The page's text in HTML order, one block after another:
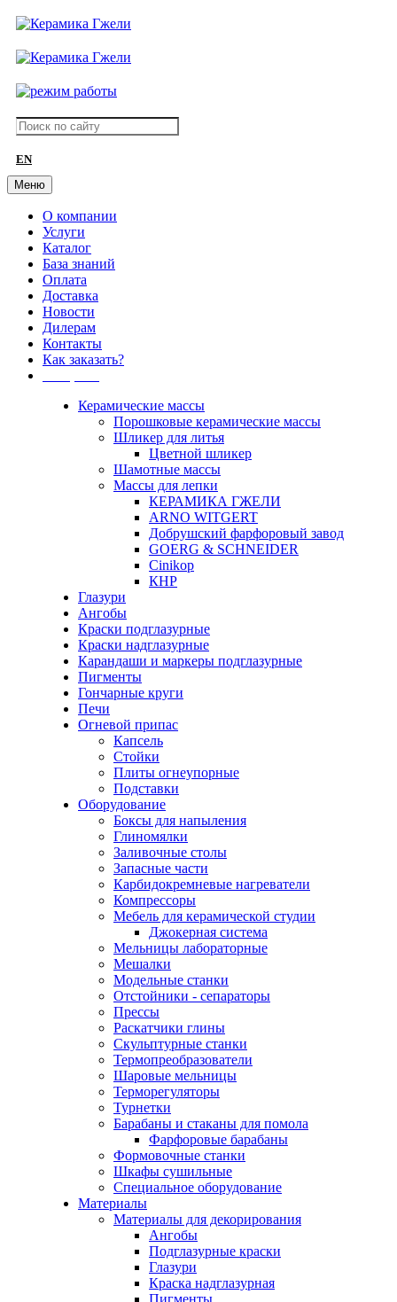
EN
Меню
О компании
Услуги
Каталог
База знаний
Оплата
Доставка
Новости
Дилерам
Контакты
Как заказать?
Керамические массы
Порошковые керамические массы
Шликер для литья
Цветной шликер
Шамотные массы
Массы для лепки
КЕРАМИКА ГЖЕЛИ
ARNO WITGERT
Добрушский фарфоровый завод
GOERG & SCHNEIDER
Cinikop
КНР
Глазури
Ангобы
Краски подглазурные
Краски надглазурные
Карандаши и маркеры подглазурные
Пигменты
Гончарные круги
Печи
Огневой припас
Капсель
Стойки
Плиты огнеупорные
Подставки
Оборудование
Боксы для напыления
Глиномялки
Заливочные столы
Запасные части
Карбидокремневые нагреватели
Компрессоры
Мебель для керамической студии
Джокерная система
Мельницы лабораторные
Мешалки
Модельные станки
Отстойники - сепараторы
Прессы
Раскатчики глины
Скульптурные станки
Термопреобразователи
Шаровые мельницы
Терморегуляторы
Турнетки
Барабаны и стаканы для помола
Фарфоровые барабаны
Формовочные станки
Шкафы сушильные
Специальное оборудование
Материалы
Материалы для декорирования
Ангобы
Подглазурные краски
Глазури
Краска надглазурная
Пигменты